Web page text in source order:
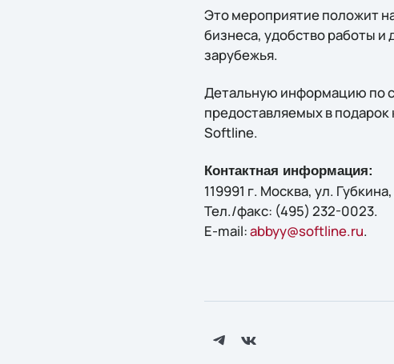
Это мероприятие положит
бизнеса, удобство работы
зарубежья.
Детальную информацию по
предоставляемых в
Softline.
Контактная информация:
119991 г. Москва, ул.
Тел./факс: (495) 232-0023.
E-mail:abbyy@softline.ru.